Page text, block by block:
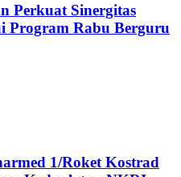
Perkuat Sinergitas
Program Rabu Berguru
1/Roket Kostrad